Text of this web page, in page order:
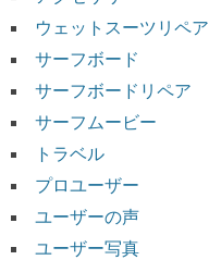
ウェットスーツリペア
サーフボード
サーフボードリペア
サーフムービー
トラベル
プロユーザー
ユーザーの声
ユーザー写真